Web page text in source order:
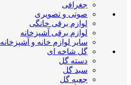
جغرافی
صوتی و تصویری
لوازم برقی خانگی
لوازم برقی آشپزخانه
سایر لوازم خانه و آشپزخانه
گل شاخه ای
دسته گل
سبد گل
جعبه گل